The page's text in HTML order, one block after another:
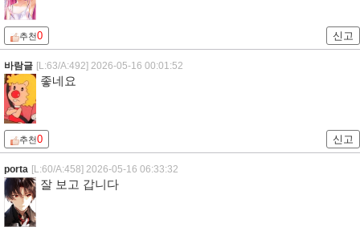
추천0 신고
바람글 [L:63/A:492] 2026-05-16 00:01:52
좋네요
추천0 신고
porta [L:60/A:458] 2026-05-16 06:33:32
잘 보고 갑니다